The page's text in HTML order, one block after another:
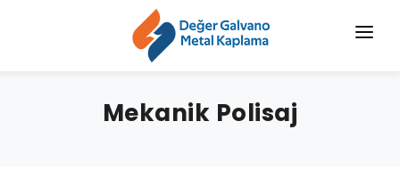
Mekanik Polisaj